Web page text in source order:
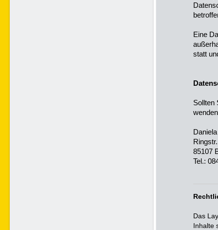
Eine
statt
Sollten
85107
Tel.:
Das
Inhalte